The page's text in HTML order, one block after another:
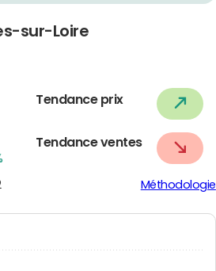
sur-Loire
Tendance prix
Tendance ventes
Méthodologie